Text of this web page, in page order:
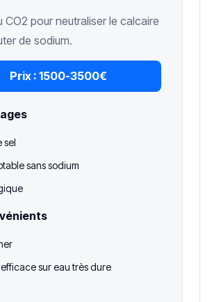
CO2 pour neutraliser le calcaire
de sodium.
Prix : 1500-3500€
sel
sans sodium
sur eau très dure